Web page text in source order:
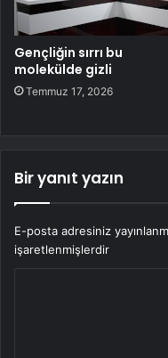
Gençliğin sırrı bu
molekülde gizli
Temmuz 17, 2026
Bir yanıt yazın
E-posta adresiniz
işaretlenmişlerdir